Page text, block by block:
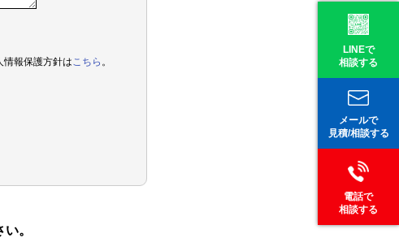
LINEで
相談する
メールで
見積/相談する
電話で
相談する
情報保護方針は こちら
。